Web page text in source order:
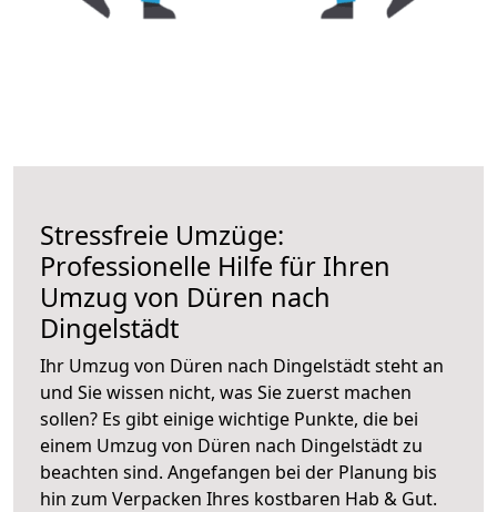
Stressfreie Umzüge:
Professionelle Hilfe für Ihren
Umzug von Düren nach
Dingelstädt
Ihr Umzug von Düren nach Dingelstädt steht an
und Sie wissen nicht, was Sie zuerst machen
sollen? Es gibt einige wichtige Punkte, die bei
einem Umzug von Düren nach Dingelstädt zu
beachten sind. Angefangen bei der Planung bis
hin zum Verpacken Ihres kostbaren Hab & Gut.